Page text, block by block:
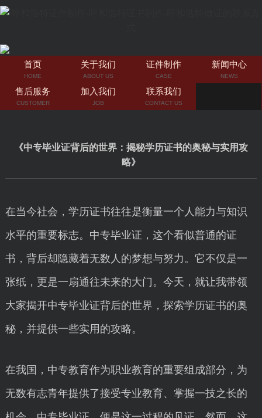
首页
HOME
关于我们
ABOUT US
证件制作
CASE
新闻中心
NEWS
售后服务
CUSTOMER
加入我们
JOB
联系我们
CONTACT US
《中专毕业证背后的世界：揭秘学历证书的奥秘与实用攻
略》
在当今社会，学历证书往往是衡量一个人能力与知识
水平的重要标志。中专毕业证，这个看似普通的证
书，背后却隐藏着无数人的梦想与努力。它不仅是一
张纸，更是一扇通往未来的大门。今天，就让我带领
大家揭开中专毕业证背后的世界，探索学历证书的奥
秘，并提供一些实用的攻略。
在我国，中专教育作为职业教育的重要组成部分，为
无数有志青年提供了接受专业教育、掌握一技之长的